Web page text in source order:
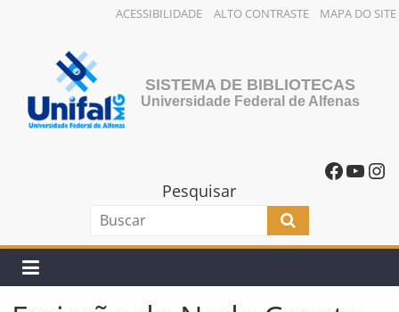
ACESSIBILIDADE ALTO CONTRASTE MAPA DO SITE
SISTEMA DE BIBLIOTECAS
Universidade Federal de Alfenas
Pesquisar